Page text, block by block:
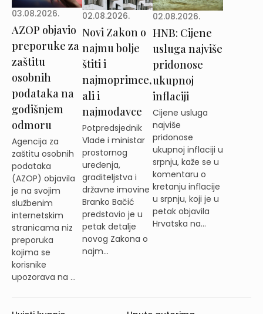
03.08.2026.
AZOP objavio
preporuke za
zaštitu
osobnih
podataka na
godišnjem
odmoru
Agencija za
zaštitu osobnih
podataka
(AZOP) objavila
je na svojim
službenim
internetskim
stranicama niz
preporuka
kojima se
korisnike
upozorava na ...
02.08.2026.
Novi Zakon o
najmu bolje
štiti i
najmoprimce,
ali i
najmodavce
Potpredsjednik
Vlade i ministar
prostornog
uređenja,
graditeljstva i
državne imovine
Branko Bačić
predstavio je u
petak detalje
novog Zakona o
najm...
02.08.2026.
HNB: Cijene
usluga najviše
pridonose
ukupnoj
inflaciji
Cijene usluga
najviše
pridonose
ukupnoj inflaciji u
srpnju, kaže se u
komentaru o
kretanju inflacije
u srpnju, koji je u
petak objavila
Hrvatska na...